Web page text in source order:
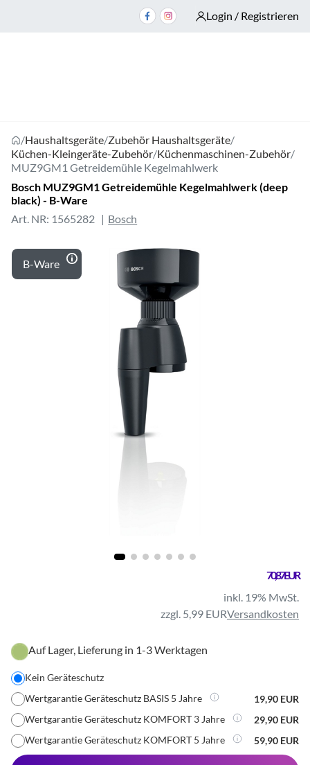
Login / Registrieren
/Haushaltsgeräte/Zubehör Haushaltsgeräte/
Küchen-Kleingeräte-Zubehör/Küchenmaschinen-Zubehör/
MUZ9GM1 Getreidemühle Kegelmahlwerk
Bosch MUZ9GM1 Getreidemühle Kegelmahlwerk (deep
black) - B-Ware
Art. NR: 1565282
Bosch
B-Ware
70,87 EUR
inkl. 19% MwSt.
zzgl. 5,99 EURVersandkosten
Auf Lager, Lieferung in 1-3 Werktagen
Kein Geräteschutz
Wertgarantie Geräteschutz BASIS 5 Jahre
19,90 EUR
Wertgarantie Geräteschutz KOMFORT 3 Jahre
29,90 EUR
Wertgarantie Geräteschutz KOMFORT 5 Jahre
59,90 EUR